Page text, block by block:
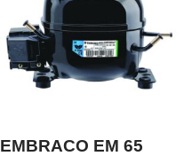
EMBRACO EM 65